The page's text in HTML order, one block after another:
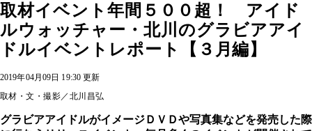
取材イベント年間５００超！ アイド
ルウォッチャー・北川のグラビアアイ
ドルイベントレポート【３月編】
2019年04月09日 19:30 更新
取材・文・撮影／北川昌弘
グラビアアイドルがイメージＤＶＤや写真集などを発売した際